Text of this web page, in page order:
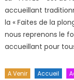
accueillant
la « Faites de la
nous reprenons le
accueillant pour
A Venir Accueil